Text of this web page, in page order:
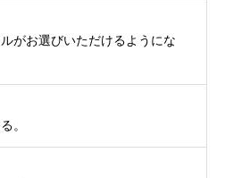
がお選びいただけるようにな
。